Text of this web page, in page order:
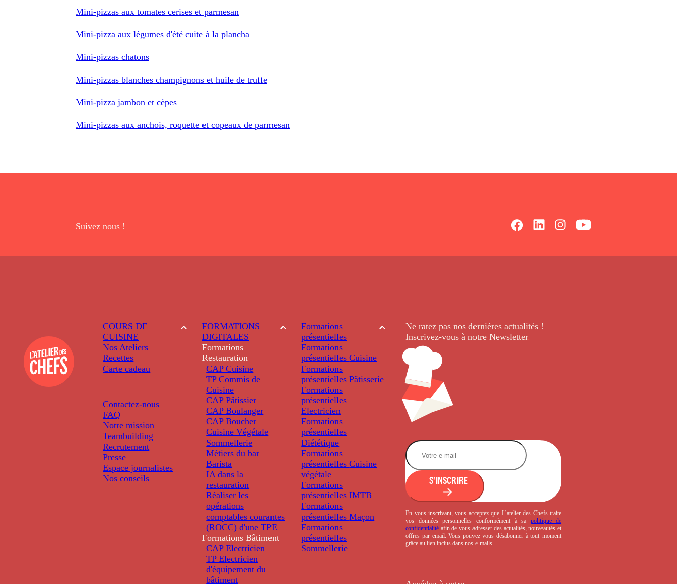
Mini-pizzas aux tomates cerises et parmesan
Mini-pizza aux légumes d'été cuite à la plancha
Mini-pizzas chatons
Mini-pizzas blanches champignons et huile de truffe
Mini-pizza jambon et cèpes
Mini-pizzas aux anchois, roquette et copeaux de parmesan
Suivez nous !
COURS DE
CUISINE
Nos Ateliers
Recettes
Carte cadeau
Contactez-nous
FAQ
Notre mission
Teambuilding
Recrutement
Presse
Espace journalistes
Nos conseils
FORMATIONS
DIGITALES
Formations
Restauration
CAP Cuisine
TP Commis de
Cuisine
CAP Pâtissier
CAP Boulanger
CAP Boucher
Cuisine Végétale
Sommellerie
Métiers du bar
Barista
IA dans la
restauration
Réaliser les
opérations
comptables courantes
(ROCC) d'une TPE
Formations Bâtiment
CAP Electricien
TP Electricien
d'équipement du
bâtiment
Formations
présentielles
Formations
présentielles Cuisine
Formations
présentielles Pâtisserie
Formations
présentielles
Electricien
Formations
présentielles
Diététique
Formations
présentielles Cuisine
végétale
Formations
présentielles IMTB
Formations
présentielles Maçon
Formations
présentielles
Sommellerie
Ne ratez pas nos dernièresactualités !
Inscrivez-vous à notre Newsletter.
S'INSCRIRE
En vous inscrivant, vous acceptez que L’atelier des Chefs traite
vos données personnelles conformément à sa politique de
confidentialité afin de vous adresser des actualités, nouveautés et
offres par email. Vous pouvez vous désabonner à tout moment
grâce au lien inclus dans nos e-mails.